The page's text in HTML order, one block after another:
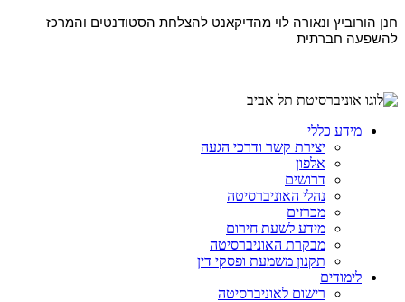
חנן הורוביץ ונאורה לוי מהדיקאנט להצלחת הסטודנטים והמרכז
להשפעה חברתית
מידע כללי
יצירת קשר ודרכי הגעה
אלפון
דרושים
נהלי האוניברסיטה
מכרזים
מידע לשעת חירום
מבקרת האוניברסיטה
תקנון משמעת ופסקי דין
לימודים
רישום לאוניברסיטה